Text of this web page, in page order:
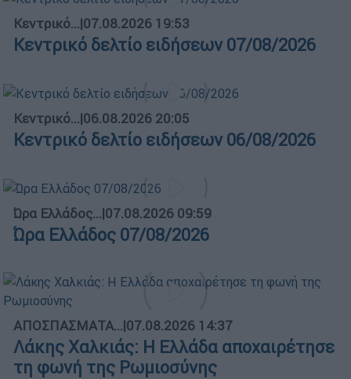
Κεντρικό...|07.08.2026 19:53
Κεντρικό δελτίο ειδήσεων 07/08/2026
Κεντρικό...|06.08.2026 20:05
Κεντρικό δελτίο ειδήσεων 06/08/2026
Ώρα Ελλάδος...|07.08.2026 09:59
Ώρα Ελλάδος 07/08/2026
ΑΠΟΣΠΑΣΜΑΤΑ...|07.08.2026 14:37
Λάκης Χαλκιάς: Η Ελλάδα αποχαιρέτησε
τη φωνή της Ρωμιοσύνης